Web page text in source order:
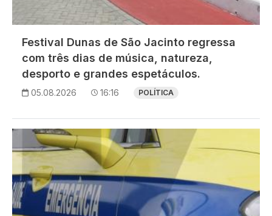
Festival Dunas de São Jacinto regressa
com três dias de música, natureza,
desporto e grandes espetáculos.
05.08.2026 16:16 POLÍTICA
Imagem